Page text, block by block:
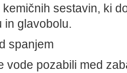
sestavin, ki
in glavobolu.
spanjem
vode pozabili med